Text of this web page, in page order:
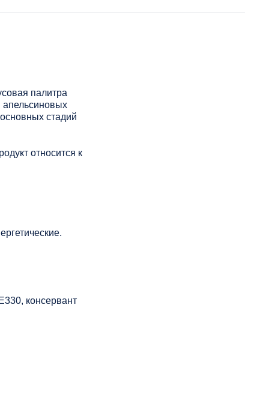
палитра
апельсиновых
стадий
относится к
консервант